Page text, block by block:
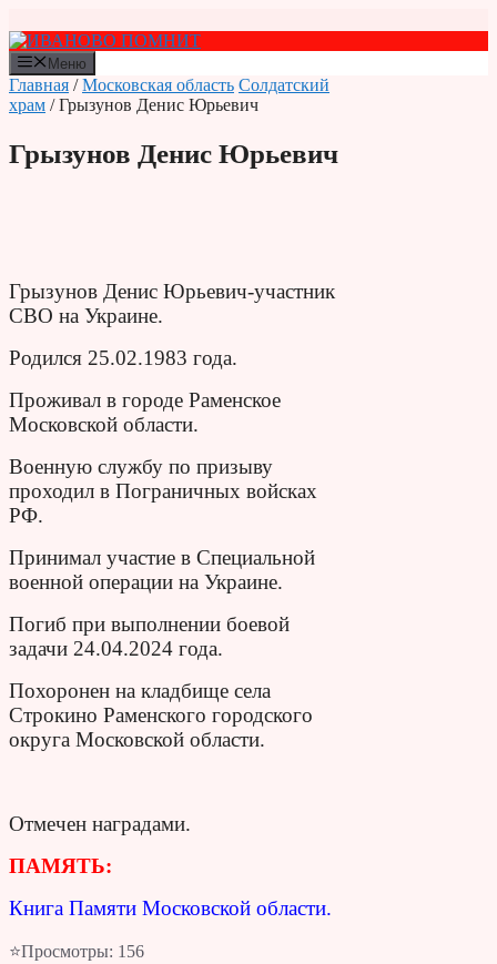
к
содержимому
Меню
Главная /Московская область Солдатский
храм / Грызунов Денис Юрьевич
Грызунов Денис Юрьевич
Грызунов Денис Юрьевич-участник
СВО на Украине.
Родился 25.02.1983 года.
Проживал в городе Раменское
Московской области.
Военную службу по призыву
проходил в Пограничных войсках
РФ.
Принимал участие в Специальной
военной операции на Украине.
Погиб при выполнении боевой
задачи 24.04.2024 года.
Похоронен на кладбище села
Строкино Раменского городского
округа Московской области.
Отмечен наградами.
ПАМЯТЬ:
Книга Памяти Московской области.
⭐Просмотры: 156